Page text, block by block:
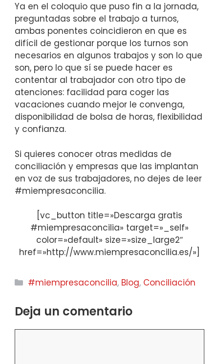
Ya en el coloquio que puso fin a la jornada,
preguntadas sobre el trabajo a turnos,
ambas ponentes coincidieron en que es
difícil de gestionar porque los turnos son
necesarios en algunos trabajos y son lo que
son, pero lo que sí se puede hacer es
contentar al trabajador con otro tipo de
atenciones: facilidad para coger las
vacaciones cuando mejor le convenga,
disponibilidad de bolsa de horas, flexibilidad
y confianza.
Si quieres conocer otras medidas de
conciliación y empresas que las implantan
en voz de sus trabajadores, no dejes de leer
#miempresaconcilia.
[vc_button title=»Descarga gratis
#miempresaconcilia» target=»_self»
color=»default» size=»size_large2″
href=»http://www.miempresaconcilia.es/»]
Categorías
#miempresaconcilia, Blog, Conciliación
Deja un comentario